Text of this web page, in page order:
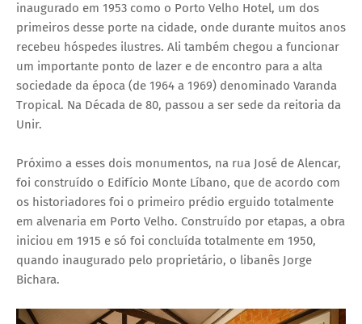
inaugurado em 1953 como o Porto Velho Hotel, um dos
primeiros desse porte na cidade, onde durante muitos anos
recebeu hóspedes ilustres. Ali também chegou a funcionar
um importante ponto de lazer e de encontro para a alta
sociedade da época (de 1964 a 1969) denominado Varanda
Tropical. Na Década de 80, passou a ser sede da reitoria da
Unir.
Próximo a esses dois monumentos, na rua José de Alencar,
foi construído o Edifício Monte Líbano, que de acordo com
os historiadores foi o primeiro prédio erguido totalmente
em alvenaria em Porto Velho. Construído por etapas, a obra
iniciou em 1915 e só foi concluída totalmente em 1950,
quando inaugurado pelo proprietário, o libanês Jorge
Bichara.